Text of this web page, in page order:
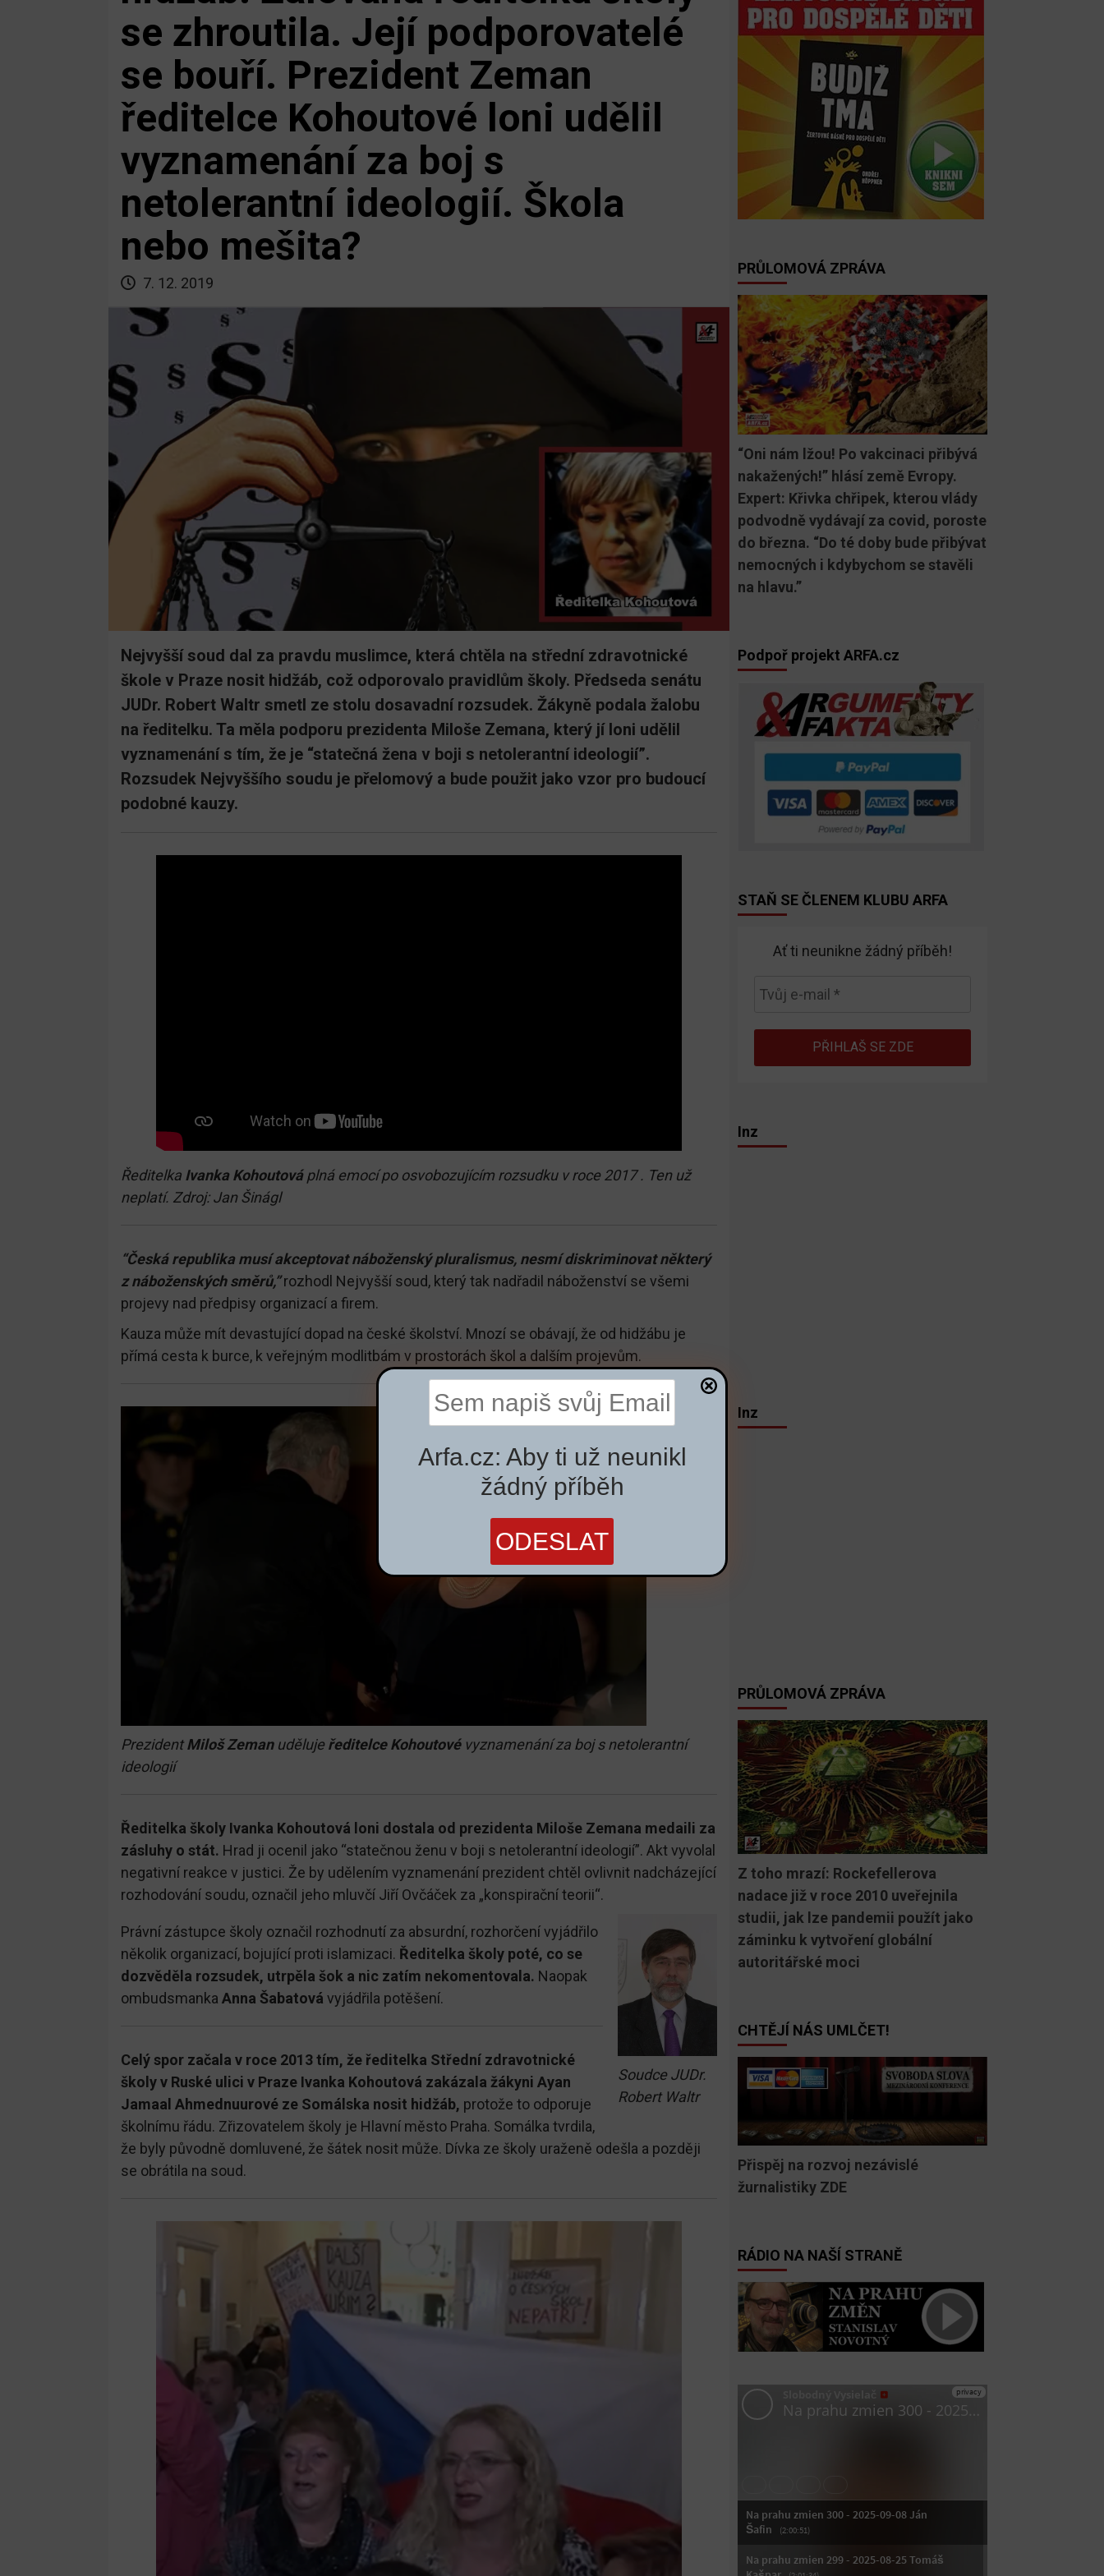
se zhroutila. Její podporovatelé
se bouří. Prezident Zeman
ředitelce Kohoutové loni udělil
vyznamenání za boj s
netolerantní ideologií. Škola
nebo mešita?
7. 12. 2019
Nejvyšší soud dal za pravdu muslimce, která chtěla na střední zdravotnické
škole v Praze nosit hidžáb, což odporovalo pravidlům školy. Předseda senátu
JUDr. Robert Waltr smetl ze stolu dosavadní rozsudek. Žákyně podala žalobu
na ředitelku. Ta měla podporu prezidenta Miloše Zemana, který jí loni udělil
vyznamenání s tím, že je “statečná žena v boji s netolerantní ideologií”.
Rozsudek Nejvyššího soudu je přelomový a bude použit jako vzor pro budoucí
podobné kauzy.
Ředitelka Ivanka Kohoutováplná emocí po osvobozujícím rozsudku v roce 2017 . Ten už
neplatí. Zdroj: Jan Šinágl
“Česká republika musí akceptovat náboženský pluralismus, nesmí diskriminovat některý
z náboženských směrů,”rozhodl Nejvyšší soud, který tak nadřadil náboženství se všemi
projevy nad předpisy organizací a firem.
Kauza může mít devastující dopad na české školství. Mnozí se obávají, že od hidžábu je
přímá cesta k burce, k veřejným modlitbám v prostorách škol a dalším projevům.
PrezidentMiloš Zemanuděluje ředitelce Kohoutové vyznamenání za boj s netolerantní
ideologií
Ředitelka školy Ivanka Kohoutová loni dostala od prezidenta Miloše Zemana medaili za
zásluhy o stát. Hrad ji ocenil jako “statečnou ženu v boji s netolerantní ideologií”. Akt vyvolal
negativní reakce v justici. Že by udělením vyznamenání prezident chtěl ovlivnit nadcházející
rozhodování soudu, označil jeho mluvčí Jiří Ovčáček za „konspirační teorii“.
Soudce JUDr.
Robert Waltr
Právní zástupce školy označil rozhodnutí za absurdní, rozhorčení vyjádřilo
několik organizací, bojující proti islamizaci. Ředitelka školy poté, co se
dozvěděla rozsudek, utrpěla šok a nic zatím nekomentovala. Naopak
ombudsmanka Anna Šabatová vyjádřila potěšení.
Celý spor začala v roce 2013 tím, že ředitelka Střední zdravotnické
školy v Ruské ulici v Praze Ivanka Kohoutová zakázala žákyni Ayan
Jamaal Ahmednuurové ze Somálska nosit hidžáb, protože to odporuje
školnímu řádu. Zřizovatelem školy je Hlavní město Praha. Somálka tvrdila,
že byly původně domluvené, že šátek nosit může. Dívka ze školy uraženě odešla a později
se obrátila na soud.
Arfa.cz: Aby ti už neunikl
žádný příběh
PRŮLOMOVÁ ZPRÁVA
“Oni nám lžou! Po vakcinaci přibývá
nakažených!” hlásí země Evropy.
Expert: Křivka chřipek, kterou vlády
podvodně vydávají za covid, poroste
do března. “Do té doby bude přibývat
nemocných i kdybychom se stavěli
na hlavu.”
Podpoř projekt ARFA.cz
STAŇ SE ČLENEM KLUBU ARFA
Ať ti neunikne žádný příběh!
Inz
Inz
PRŮLOMOVÁ ZPRÁVA
Z toho mrazí: Rockefellerova
nadace již v roce 2010 uveřejnila
studii, jak lze pandemii použít jako
záminku k vytvoření globální
autoritářské moci
CHTĚJÍ NÁS UMLČET!
Přispěj na rozvoj nezávislé
žurnalistiky ZDE
RÁDIO NA NAŠÍ STRANĚ